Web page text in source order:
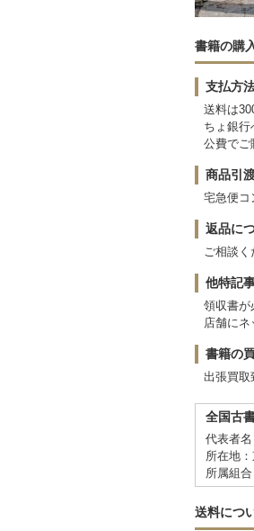
書籍の購
支払方
送料は
ちょ銀行
公費でご
商品引
宅急便コ
返品に
ご相談
他特記
領収書が
店舗に
書籍の
出張買取
全国古
代表者
所在地
所属組
送料につ